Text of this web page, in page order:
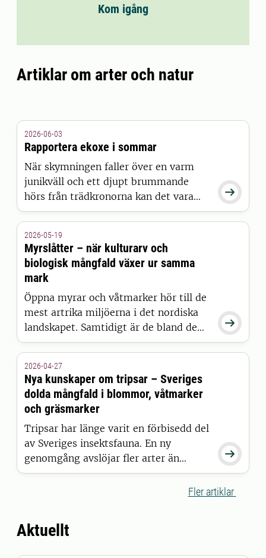
Kom igång
Artiklar om arter och natur

2026-06-03
Rapportera ekoxe i sommar
När skymningen faller över en varm
junikväll och ett djupt brummande
hörs från trädkronorna kan det vara
Europas största skalbagge som är ute
och flyger. Ekoxe är en spektakulär art
som lever större delen av sitt liv dold
under marken. Hjälp till att kartlägga
den i sommar.

2026-05-19
Myrslåtter – när kulturarv och
biologisk mångfald växer ur samma
mark
Öppna myrar och våtmarker hör till de
mest artrika miljöerna i det nordiska
landskapet. Samtidigt är de bland de
mest hotade. En orsak till denna
artrikedom är människans långvariga
brukande av våtmarkerna genom
myrslåtter.

2026-04-27
Nya kunskaper om tripsar – Sveriges
dolda mångfald i blommor, våtmarker
och gräsmarker
Tripsar har länge varit en förbisedd del
av Sveriges insektsfauna. En ny
genomgång avslöjar fler arter än
väntat, oväntad nordlig utbredning och
Fler artiklar
Aktuellt